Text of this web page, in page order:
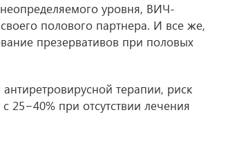
уровня, ВИЧ-
полового партнера. И все же,
презервативов при половых
терапии, риск
при отсутствии лечения